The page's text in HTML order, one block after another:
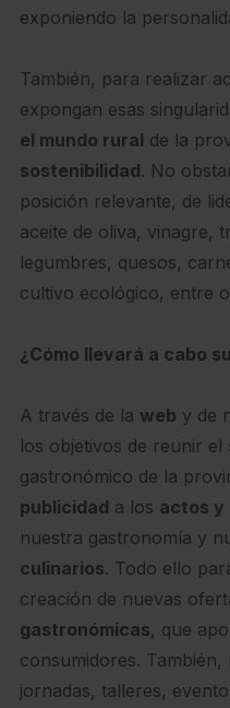
exponiendo la
También, para realizar
expongan esas
el mundo rural de la
sostenibilidad. No
posición relevante, de
aceite de oliva, vinagre,
legumbres, quesos,
cultivo ecológico, entre
¿Cómo llevará a cabo
A través de la web y de
los objetivos de reunir el
gastronómico de la
publicidad a los actos y
nuestra gastronomía y
culinarios. Todo ello
creación de nuevas
gastronómicas, que
consumidores. También,
jornadas, talleres,